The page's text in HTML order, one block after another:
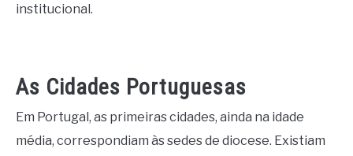
institucional.
As Cidades Portuguesas
Em Portugal, as primeiras cidades, ainda na idade
média, correspondiam às sedes de diocese. Existiam